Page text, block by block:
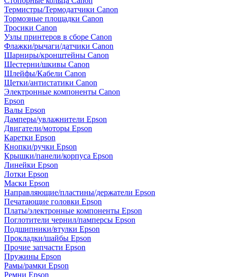
Термистры/Термодатчики Canon
Тормозные площадки Canon
Тросики Canon
Узлы принтеров в сборе Canon
Флажки/рычаги/датчики Canon
Шарниры/кронштейны Canon
Шестерни/шкивы Canon
Шлейфы/Кабели Canon
Щетки/антистатики Canon
Электронные компоненты Canon
Epson
Валы Epson
Дамперы/увлажнители Epson
Двигатели/моторы Epson
Каретки Epson
Кнопки/ручки Epson
Крышки/панели/корпуса Epson
Линейки Epson
Лотки Epson
Маски Epson
Направляющие/пластины/держатели Epson
Печатающие головки Epson
Платы/электронные компоненты Epson
Поглотители чернил/памперсы Epson
Подшипники/втулки Epson
Прокладки/шайбы Epson
Прочие запчасти Epson
Пружины Epson
Рамы/рамки Epson
Ремни Epson